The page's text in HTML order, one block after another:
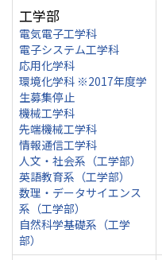
工学部
電気電子工学科
電子システム工学科
応用化学科
環境化学科 ※2017年度学
生募集停止
機械工学科
先端機械工学科
情報通信工学科
人文・社会系（工学部）
英語教育系（工学部）
数理・データサイエンス
系（工学部）
自然科学基礎系（工学
部）